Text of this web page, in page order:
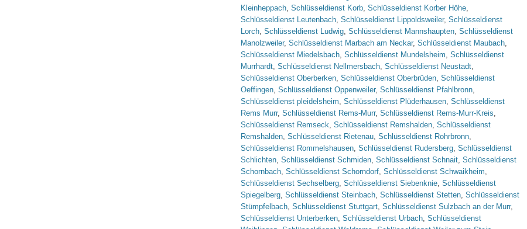
Kleinheppach, Schlüsseldienst Korb, Schlüsseldienst Korber Höhe,
Schlüsseldienst Leutenbach, Schlüsseldienst Lippoldsweiler, Schlüsseldienst
Lorch, Schlüsseldienst Ludwig, Schlüsseldienst Mannshaupten, Schlüsseldienst
Manolzweiler, Schlüsseldienst Marbach am Neckar, Schlüsseldienst Maubach,
Schlüsseldienst Miedelsbach, Schlüsseldienst Mundelsheim, Schlüsseldienst
Murrhardt, Schlüsseldienst Nellmersbach, Schlüsseldienst Neustadt,
Schlüsseldienst Oberberken, Schlüsseldienst Oberbrüden, Schlüsseldienst
Oeffingen, Schlüsseldienst Oppenweiler, Schlüsseldienst Pfahlbronn,
Schlüsseldienst pleidelsheim, Schlüsseldienst Plüderhausen, Schlüsseldienst
Rems Murr, Schlüsseldienst Rems-Murr, Schlüsseldienst Rems-Murr-Kreis,
Schlüsseldienst Remseck, Schlüsseldienst Remshalden, Schlüsseldienst
Remshalden, Schlüsseldienst Rietenau, Schlüsseldienst Rohrbronn,
Schlüsseldienst Rommelshausen, Schlüsseldienst Rudersberg, Schlüsseldienst
Schlichten, Schlüsseldienst Schmiden, Schlüsseldienst Schnait, Schlüsseldienst
Schornbach, Schlüsseldienst Schorndorf, Schlüsseldienst Schwaikheim,
Schlüsseldienst Sechselberg, Schlüsseldienst Siebenknie, Schlüsseldienst
Spiegelberg, Schlüsseldienst Steinbach, Schlüsseldienst Stetten, Schlüsseldienst
Stümpfelbach, Schlüsseldienst Stuttgart, Schlüsseldienst Sulzbach an der Murr,
Schlüsseldienst Unterberken, Schlüsseldienst Urbach, Schlüsseldienst